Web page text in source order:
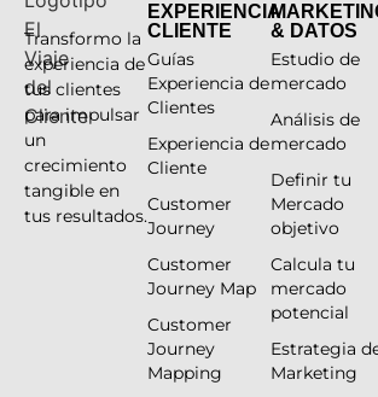
Transformo la
experiencia de
tus clientes
para impulsar
un
crecimiento
tangible en
tus resultados.
EXPERIENCIA
CLIENTE
Guías
Experiencia de
Clientes
Experiencia de
Cliente
Customer
Journey
Customer
Journey Map
Customer
Journey
Mapping
& DATOS
Estudio de
mercado
Análisis de
mercado
Definir tu
Mercado
objetivo
Calcula tu
mercado
potencial
Estrategia
Marketing